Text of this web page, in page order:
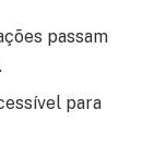
passam
para